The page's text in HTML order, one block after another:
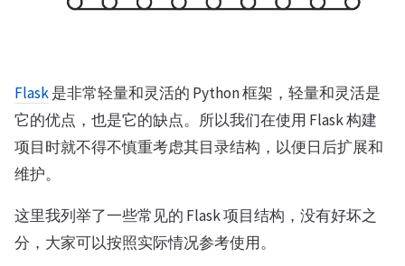
Flask是非常轻量和灵活的 Python 框架，轻量和灵活是
它的优点，也是它的缺点。所以我们在使用 Flask 构建
项目时就不得不慎重考虑其目录结构，以便日后扩展和
维护。
这里我列举了一些常见的 Flask 项目结构，没有好坏之
分，大家可以按照实际情况参考使用。